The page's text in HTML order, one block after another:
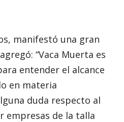
manifestó una gran
“Vaca Muerta es
entender el alcance
en materia
duda respecto al
empresas de la talla